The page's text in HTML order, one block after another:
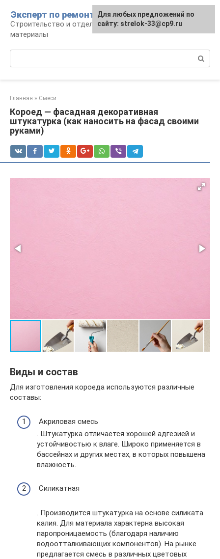
контенту
Эксперт по ремонту
Строительство и отделка: работы и
материалы
Главная » Смеси
Короед — фасадная декоративная
штукатурка (как наносить на фасад своими
руками)
Виды и состав
Для изготовления короеда используются различные
составы:
Акриловая смесь
. Штукатурка отличается хорошей адгезией и
устойчивостью к влаге. Широко применяется в
бассейнах и других местах, в которых повышена
влажность.
Силикатная
. Производится штукатурка на основе силиката
калия. Для материала характерна высокая
паропроницаемость (благодаря наличию
водоотталкивающих компонентов). На рынке
предлагается смесь в различных цветовых
Для любых предложений по
сайту: strelok-33@cp9.ru
Для любых предложений по
сайту: strelok-33@cp9.ru